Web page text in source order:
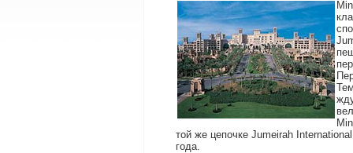
той же цепочке Jumeirah
года.